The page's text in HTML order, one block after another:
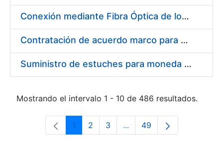
Conexión mediante Fibra Óptica de los Centros de Proceso de Datos (CPDs) de las sedes de la FNMT-RCM de Burgos y Madrid
Contratación de acuerdo marco para el Suministro de Material de Electricidad para la Fábrica Nacional de Moneda y Timbre-Real Casa de la Moneda en su centro de trabajo de Burgos
Suministro de estuches para moneda de 30 €
Mostrando el intervalo 1 - 10 de 486 resultados.
Página
1 Página
2 Página
3 ...Páginas intermedias Use
Página
49